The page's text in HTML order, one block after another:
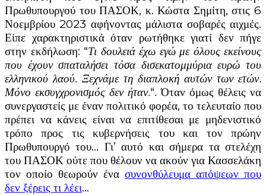
Πρωθυπουργού του ΠΑΣΟΚ, κ. Κώστα Σημίτη, στις 6
Νοεμβρίου 2023 αφήνοντας μάλιστα σοβαρές αιχμές.
Είπε χαρακτηριστικά όταν ρωτήθηκε γιατί δεν πήγε
στην εκδήλωση: “Τι δουλειά έχω εγώ με όλους εκείνους
που έχουν σπαταλήσει τόσα δισεκατομμύρια ευρώ του
ελληνικού λαού. Ξεχνάμε τη διαπλοκή αυτών των ετών.
Μόνο εκσυγχρονισμός δεν ήταν.“. Όταν όμως θέλεις να
συνεργαστείς με έναν πολιτικό φορέα, το τελευταίο που
πρέπει να κάνεις είναι να επιτίθεσαι με μηδενιστικό
τρόπο προς τις κυβερνήσεις του και τον πρώην
Πρωθυπουργό του… Γι’ αυτό και σήμερα τα στελέχη
του ΠΑΣΟΚ ούτε που θέλουν να ακούν για Κασσελάκη
τον οποίο θεωρούν ένα συνονθύλευμα απόψεων που
δεν ξέρεις τι λέει…